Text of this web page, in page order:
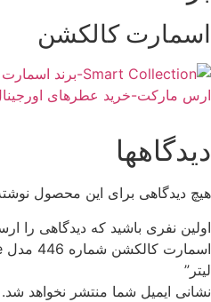
کالکشن
دیدگاهی برای این محصول
نفری باشید که دیدگاهی را
ایمیل شما منتشر نخواهد شد.